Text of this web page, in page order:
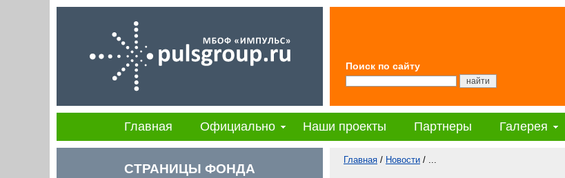
Поиск по сайту
Главная Официально Наши проекты Партнеры Галерея
СТРАНИЦЫ ФОНДА
Главная / Новости / ...